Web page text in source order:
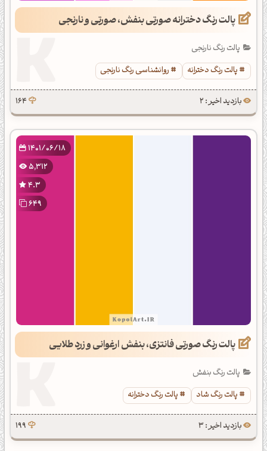
پالت رنگ دخترانه صورتی بنفش، صورتی و نارنجی
پالت رنگ نارنجی
پالت رنگ دخترانه
روانشناسی رنگ نارنجی
بازدید اخیر : 2 164
1401/06/18
5,312
4.3
649
پالت رنگ صورتی فانتزی، بنفش ارغوانی و زرد طلایی
پالت رنگ بنفش
پالت رنگ شاد
پالت رنگ دخترانه
بازدید اخیر : 3 199